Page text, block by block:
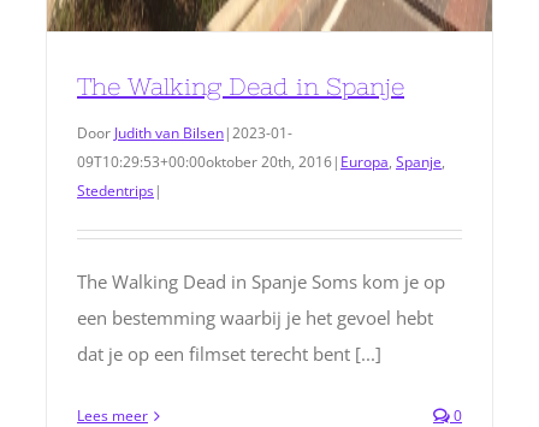
The Walking Dead in Spanje
Door Judith van Bilsen|2023-01-
09T10:29:53+00:00oktober 20th, 2016| Europa, Spanje,
Stedentrips|
The Walking Dead in Spanje Soms kom je op
een bestemming waarbij je het gevoel hebt
dat je op een filmset terecht bent [...]
Lees meer 0